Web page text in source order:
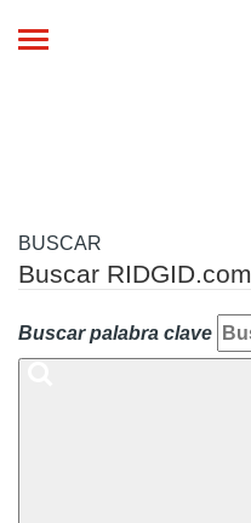
Toggle
BUSCAR
Buscar RIDGID.com
Buscar palabra clave